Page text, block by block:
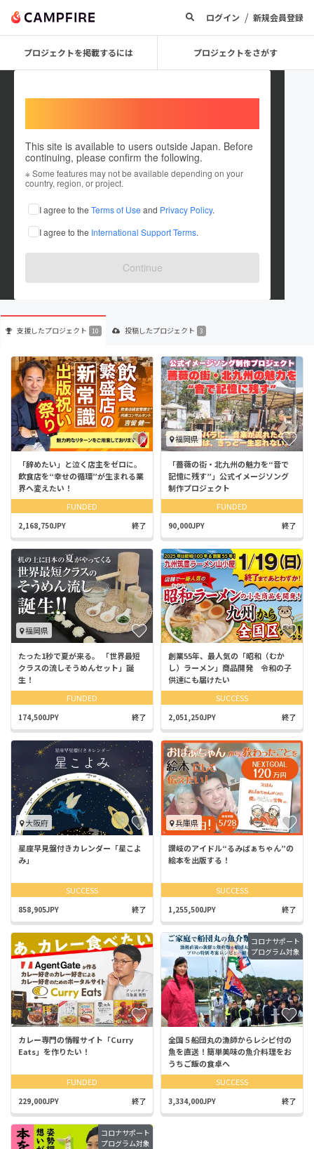
ログイン / 新規会員登録
プロジェクトを掲載するには プロジェクトをさがす
This site is available to users outside Japan. Before
continuing, please confirm the following.
※ Some features may not be available depending on your
country, region, or project.
I agree to the Terms of Use and Privacy Policy.
I agree to the International Support Terms.
Continue
shinta4794
これまでに10回支援して3件のプロジェクトを投稿しています
在住国：日本 現在地：兵庫県
出身国：日本 出身地：兵庫県
感動会社楽通は兵庫県姫路市にある広告代理店です。
支援したプロジェクト 10 投稿したプロジェクト 3
「辞めたい」と泣く店主をゼロに。
飲食店を“幸せの循環”が生まれる業
界へ変えたい！
FUNDED
2,168,750JPY 終了
福岡県
「薔薇の街・北九州の魅力を“音で
記憶に残す”」公式イメージソング
制作プロジェクト
FUNDED
90,000JPY 終了
福岡県
たった1秒で夏が来る。 「世界最短
クラスの流しそうめんセット」誕
生！
FUNDED
174,500JPY 終了
創業55年、最人気の「昭和（むか
し）ラーメン」商品開発 令和の子
供達にも届けたい
SUCCESS
2,051,250JPY 終了
大阪府
星座早見盤付きカレンダー「星こよ
み」
SUCCESS
858,905JPY 終了
兵庫県
讃岐のアイドル“るみばぁちゃん”の
絵本を出版する！
SUCCESS
1,255,500JPY 終了
カレー専門の情報サイト「Curry
Eats」を作りたい！
FUNDED
229,000JPY 終了
コロナサポート
プログラム対象
全国５船団丸の漁師からレシピ付の
魚を直送！簡単美味の魚介料理をお
うちご飯の食卓へ
SUCCESS
3,334,000JPY 終了
コロナサポート
プログラム対象